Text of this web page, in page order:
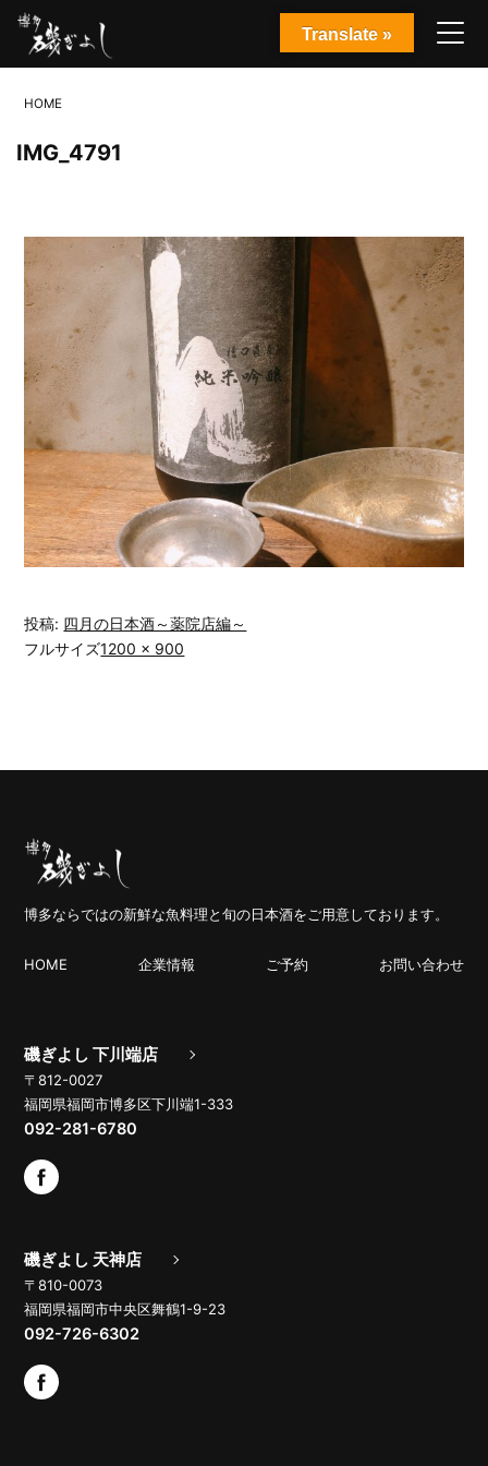
HOME
IMG_4791
投稿: 四月の日本酒～薬院店編～
フルサイズ1200 × 900
博多ならではの新鮮な魚料理と旬の日本酒をご用意しております。
HOME 企業情報 ご予約 お問い合わせ
磯ぎよし 下川端店
〒812-0027
福岡県福岡市博多区下川端1-333
092-281-6780
磯ぎよし 天神店
〒810-0073
福岡県福岡市中央区舞鶴1-9-23
092-726-6302
Translate »